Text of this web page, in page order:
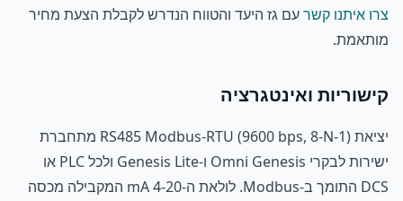
צרו איתנו קשרעם גז היעד והטווח הנדרש לקבלת הצעת מחיר
מותאמת.
קישוריות ואינטגרציה
יציאת RS485 Modbus-RTU (9600 bps, 8-N-1) מתחברת
ישירות לבקרי Omni Genesis ו-Genesis Lite ולכל PLC או
DCS התומך ב-Modbus. לולאת ה-4-20 mA המקבילה מכסה